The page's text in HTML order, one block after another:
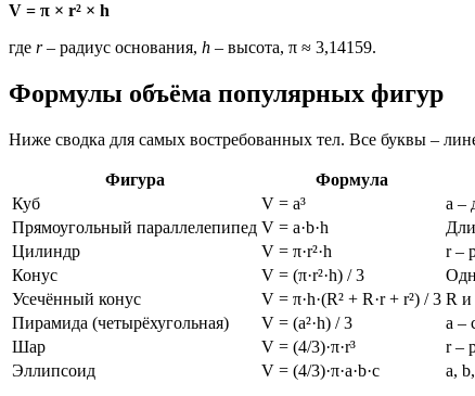
V = π × r² × h
где r– радиус основания, h – высота, π ≈ 3,14159.
Формулы объёма популярных фигур
Ниже сводка для самых востребованных тел. Все буквы –
Фигура Формула
Куб
V = a³
a –
Прямоугольный параллелепипед V = a·b·h
Цилиндр
V = π·r²·h
r –
Конус
V = (π·r²·h) / 3
Усечённый конус
V = π·h·(R² + R·r + r²) / 3 R и
Пирамида (четырёхугольная)
V = (a²·h) / 3
a –
Шар
V = (4/3)·π·r³
r –
Эллипсоид
V = (4/3)·π·a·b·c a,